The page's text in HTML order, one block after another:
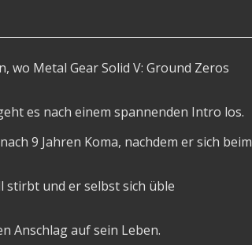
wo Metal Gear Solid V: Ground Zeros
es nach einem spannenden Intro los.
9 Jahren Koma, nachdem er sich beim
stirbt und er selbst sich üble
Anschlag auf sein Leben.